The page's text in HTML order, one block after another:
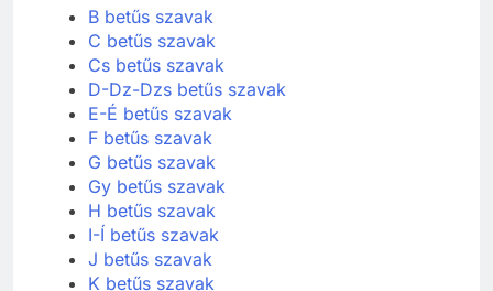
A-Á betűs szavak
B betűs szavak
C betűs szavak
Cs betűs szavak
D-Dz-Dzs betűs szavak
E-É betűs szavak
F betűs szavak
G betűs szavak
Gy betűs szavak
H betűs szavak
I-Í betűs szavak
J betűs szavak